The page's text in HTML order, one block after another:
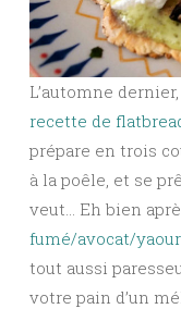
L’automne
recette de
prépare en trois
à la poêle, et se
veut… Eh bien
fumé/avocat/
tout aussi
votre pain d’un